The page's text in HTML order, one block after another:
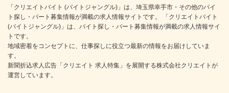
「クリエイトバイト (バイトジャングル)」は、埼玉県幸手市・その他のバイ
ト探し・パート募集情報が満載の求人情報サイトです。 「クリエイトバイト
(バイトジャングル)」は、バイト探し・パート募集情報が満載の求人情報サイ
トです。
地域密着をコンセプトに、仕事探しに役立つ最新の情報をお届けしていま
す。
新聞折込求人広告「クリエイト 求人特集」を展開する株式会社クリエイトが
運営しています。